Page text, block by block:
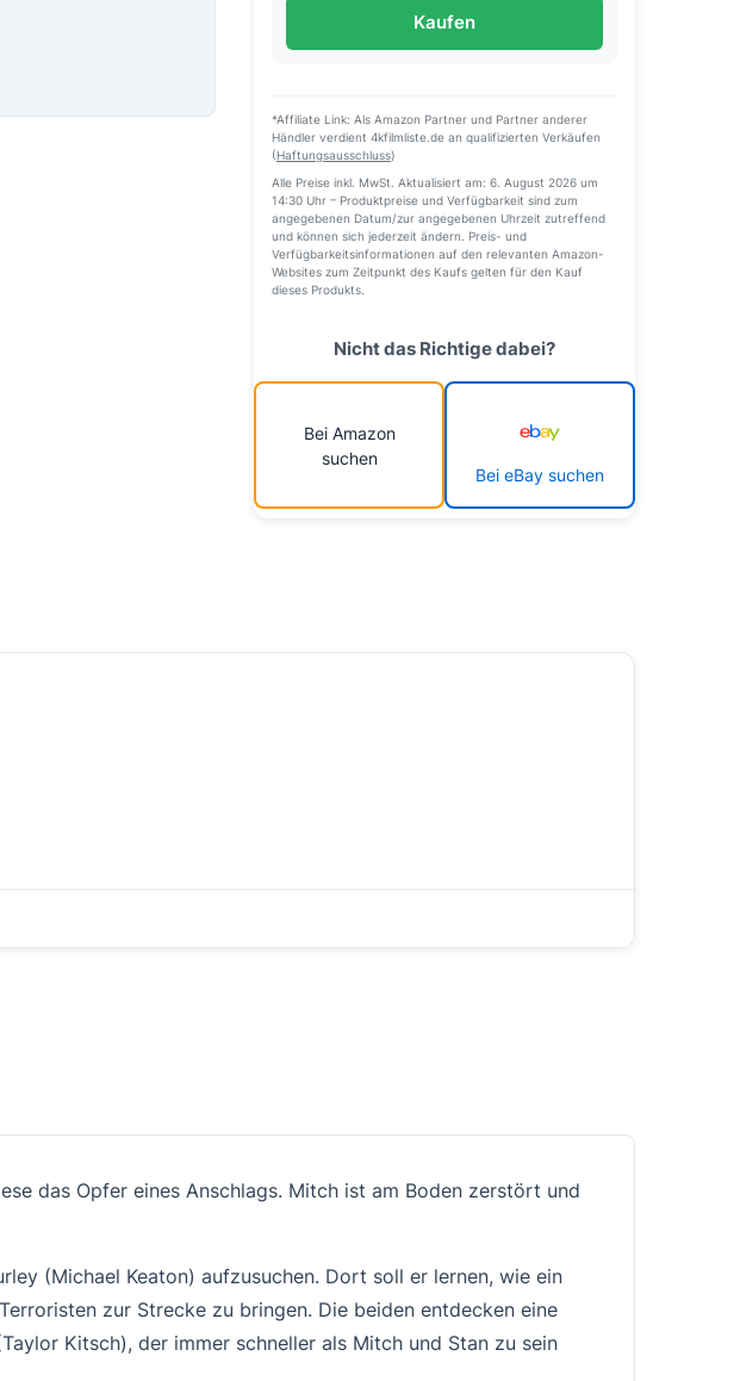
Kaufen
*Affiliate Link: Als Amazon Partner und Partner anderer
Händler verdient 4kfilmliste.de an qualifizierten Verkäufen
(Haftungsausschluss)
Alle Preise inkl. MwSt. Aktualisiert am: 6. August 2026 um
14:30 Uhr – Produktpreise und Verfügbarkeit sind zum
angegebenen Datum/zur angegebenen Uhrzeit zutreffend
und können sich jederzeit ändern. Preis- und
Verfügbarkeitsinformationen auf den relevanten Amazon-
Websites zum Zeitpunkt des Kaufs gelten für den Kauf
dieses Produkts.
Nicht das Richtige dabei?
Bei Amazon
suchen
Bei eBay suchen
das Opfer eines Anschlags. Mitch ist am Boden zerstört und
(Michael Keaton) aufzusuchen. Dort soll er lernen, wie ein
zur Strecke zu bringen. Die beiden entdecken eine
Kitsch), der immer schneller als Mitch und Stan zu sein